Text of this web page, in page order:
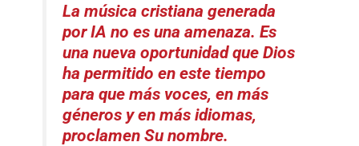
La música cristiana generada
por IA no es una amenaza. Es
una nueva oportunidad que Dios
ha permitido en este tiempo
para que más voces, en más
géneros y en más idiomas,
proclamen Su nombre.